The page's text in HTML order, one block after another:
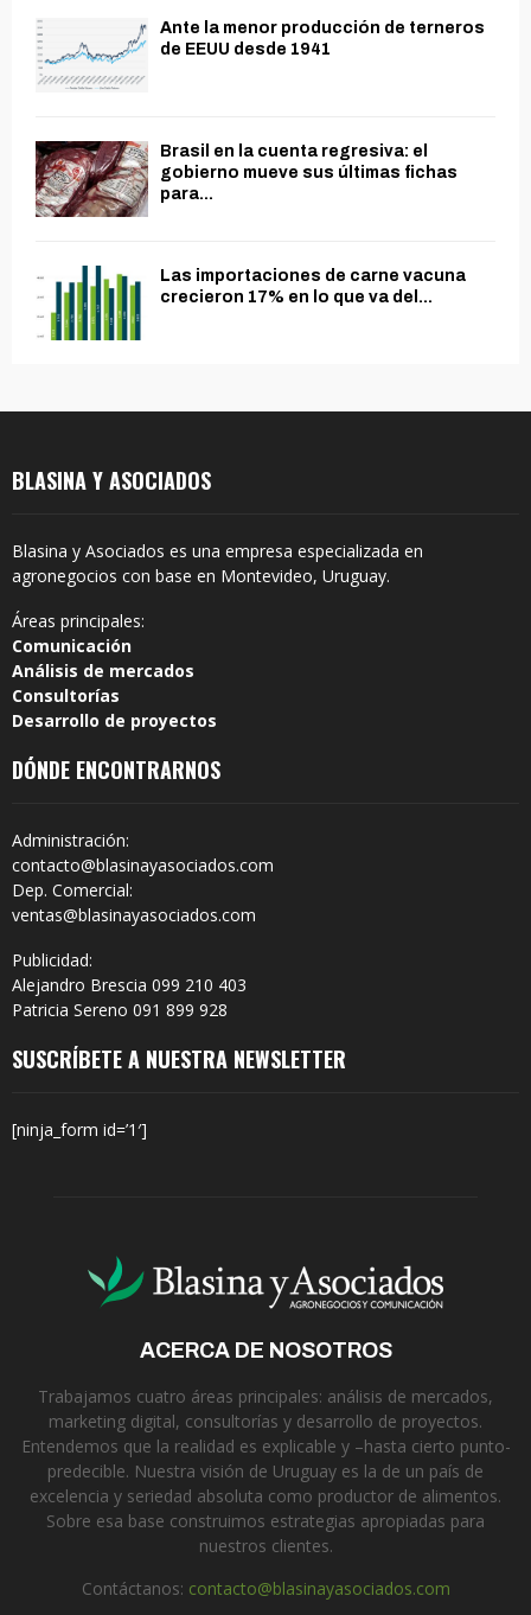
Ante la menor producción de terneros
de EEUU desde 1941
Brasil en la cuenta regresiva: el
gobierno mueve sus últimas fichas
para...
Las importaciones de carne vacuna
crecieron 17% en lo que va del...
BLASINA Y ASOCIADOS
Blasina y Asociados es una empresa especializada en
agronegocios con base en Montevideo, Uruguay.
Áreas principales:
Comunicación
Análisis de mercados
Consultorías
Desarrollo de proyectos
DÓNDE ENCONTRARNOS
Administración:
contacto@blasinayasociados.com
Dep. Comercial:
ventas@blasinayasociados.com
Publicidad:
Alejandro Brescia 099 210 403
Patricia Sereno 091 899 928
SUSCRÍBETE A NUESTRA NEWSLETTER
[ninja_form id=’1′]
ACERCA DE NOSOTROS
Trabajamos cuatro áreas principales: análisis de mercados,
marketing digital, consultorías y desarrollo de proyectos.
Entendemos que la realidad es explicable y –hasta cierto punto-
predecible. Nuestra visión de Uruguay es la de un país de
excelencia y seriedad absoluta como productor de alimentos.
Sobre esa base construimos estrategias apropiadas para
nuestros clientes.
Contáctanos: contacto@blasinayasociados.com